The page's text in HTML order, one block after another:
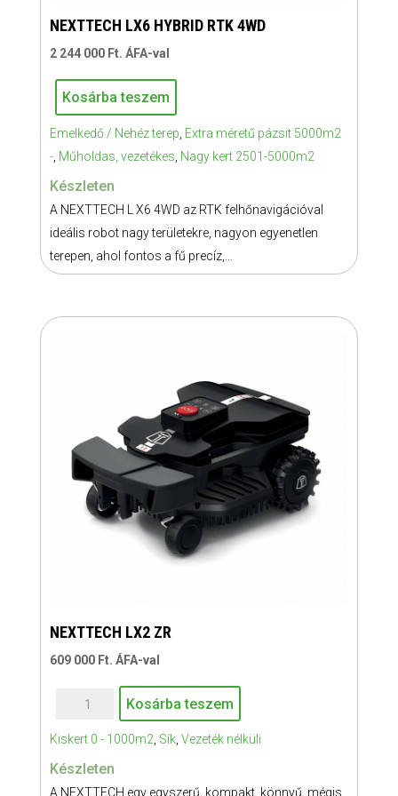
NEXTTECH LX6 HYBRID RTK 4WD
2 244 000 Ft. ÁFA-val
NEXTTECH
LX6
HYBRID
RTK
4WD
mennyiség
Kosárba teszem
Emelkedő / Nehéz terep Extra méretű pázsit 5000m2
-, Műholdas, vezetékes Nagy kert 2501-5000m2
Készleten
A NEXTTECH L X6 4WD az RTK felhőnavigációval
ideális robot nagy területekre, nagyon egyenetlen
terepen, ahol fontos a fű precíz,...
NEXTTECH LX2 ZR
609 000 Ft. ÁFA-val
NEXTTECH
ZR
mennyiség
Kosárba teszem
Kiskert 0 - 1000m2, Sík, Vezeték nélküli
Készleten
A NEXTTECH egy egyszerű, kompakt, könnyű, mégis